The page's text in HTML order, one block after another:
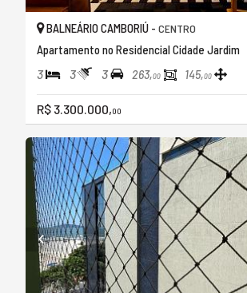
BALNEÁRIO CAMBORIÚ - CENTRO
Apartamento no Residencial Cidade Jardim
3 3 3 263,00 145,00
R$ 3.300.000,00